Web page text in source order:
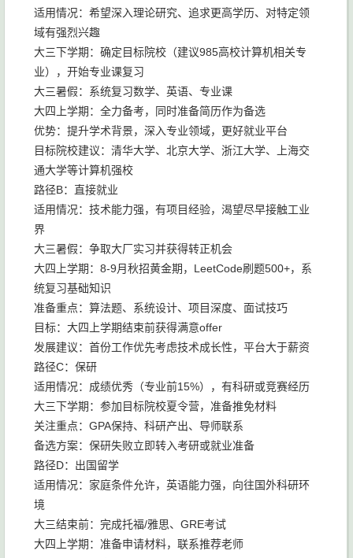
适用情况：希望深入理论研究、追求更高学历、对特定领
域有强烈兴趣
大三下学期：确定目标院校（建议985高校计算机相关专
业），开始专业课复习
大三暑假：系统复习数学、英语、专业课
大四上学期：全力备考，同时准备简历作为备选
优势：提升学术背景，深入专业领域，更好就业平台
目标院校建议：清华大学、北京大学、浙江大学、上海交
通大学等计算机强校
路径B：直接就业
适用情况：技术能力强，有项目经验，渴望尽早接触工业
界
大三暑假：争取大厂实习并获得转正机会
大四上学期：8-9月秋招黄金期，LeetCode刷题500+，系
统复习基础知识
准备重点：算法题、系统设计、项目深度、面试技巧
目标：大四上学期结束前获得满意offer
发展建议：首份工作优先考虑技术成长性，平台大于薪资
路径C：保研
适用情况：成绩优秀（专业前15%），有科研或竞赛经历
大三下学期：参加目标院校夏令营，准备推免材料
关注重点：GPA保持、科研产出、导师联系
备选方案：保研失败立即转入考研或就业准备
路径D：出国留学
适用情况：家庭条件允许，英语能力强，向往国外科研环
境
大三结束前：完成托福/雅思、GRE考试
大四上学期：准备申请材料，联系推荐老师